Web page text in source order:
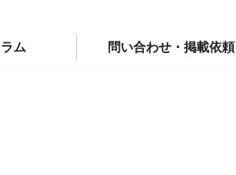
ム 問い合わせ・掲載依頼